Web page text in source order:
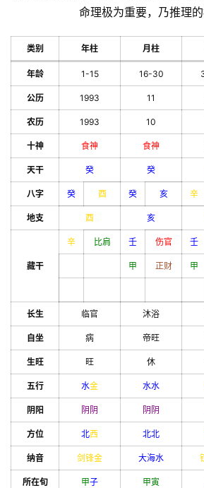
命理极为重要，乃推理的
类别 年柱 月柱
年龄 1-15 16-30
公历 1993 11
农历 1993 10
十神 食神 食神
天干 癸 癸
八字 癸 酉 癸 亥 辛
地支 酉 亥
藏干
辛 比肩 壬 伤官 壬
甲 正财 甲
长生 临官 沐浴
自坐 病 帝旺
生旺 旺 休
五行 水金 水水
阴阳 阴 阴 阴 阴
方位 北西 北北
纳音 剑锋金 大海水
所在旬 甲子 甲寅